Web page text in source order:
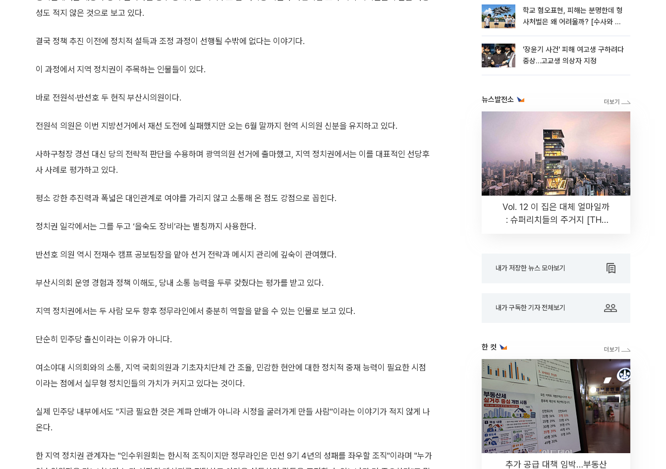
성도 적지 않은 것으로 보고 있다.
결국 정책 추진 이전에 정치적 설득과 조정 과정이 선행될 수밖에 없다는 이야기다.
이 과정에서 지역 정치권이 주목하는 인물들이 있다.
바로 전원석·반선호 두 현직 부산시의원이다.
전원석 의원은 이번 지방선거에서 재선 도전에 실패했지만 오는 6월 말까지 현역 시의원 신분을 유지하고 있다.
사하구청장 경선 대신 당의 전략적 판단을 수용하며 광역의원 선거에 출마했고, 지역 정치권에서는 이를 대표적인 선당후
사 사례로 평가하고 있다.
평소 강한 추진력과 폭넓은 대인관계로 여야를 가리지 않고 소통해 온 점도 강점으로 꼽힌다.
정치권 일각에서는 그를 두고 ‘을숙도 장비’라는 별칭까지 사용한다.
반선호 의원 역시 전재수 캠프 공보팀장을 맡아 선거 전략과 메시지 관리에 깊숙이 관여했다.
부산시의회 운영 경험과 정책 이해도, 당내 소통 능력을 두루 갖췄다는 평가를 받고 있다.
지역 정치권에서는 두 사람 모두 향후 정무라인에서 충분히 역할을 맡을 수 있는 인물로 보고 있다.
단순히 민주당 출신이라는 이유가 아니다.
여소야대 시의회와의 소통, 지역 국회의원과 기초자치단체 간 조율, 민감한 현안에 대한 정치적 중재 능력이 필요한 시점
이라는 점에서 실무형 정치인들의 가치가 커지고 있다는 것이다.
실제 민주당 내부에서도 "지금 필요한 것은 계파 안배가 아니라 시정을 굴러가게 만들 사람"이라는 이야기가 적지 않게 나
온다.
한 지역 정치권 관계자는 "인수위원회는 한시적 조직이지만 정무라인은 민선 9기 4년의 성패를 좌우할 조직"이라며 "누가
학교 혐오표현, 피해는 분명한데 형
사처벌은 왜 어려울까? [수사와 재
'장윤기 사건' 피해 여고생 구하려다
중상…고교생 의상자 지정
뉴스발전소
Vol. 12 이 집은 대체 얼마일까
: 슈퍼리치들의 주거지 [THE
내가 저장한 뉴스 모아보기
내가 구독한 기자 전체보기
한 컷
추가 공급 대책 임박…부동산